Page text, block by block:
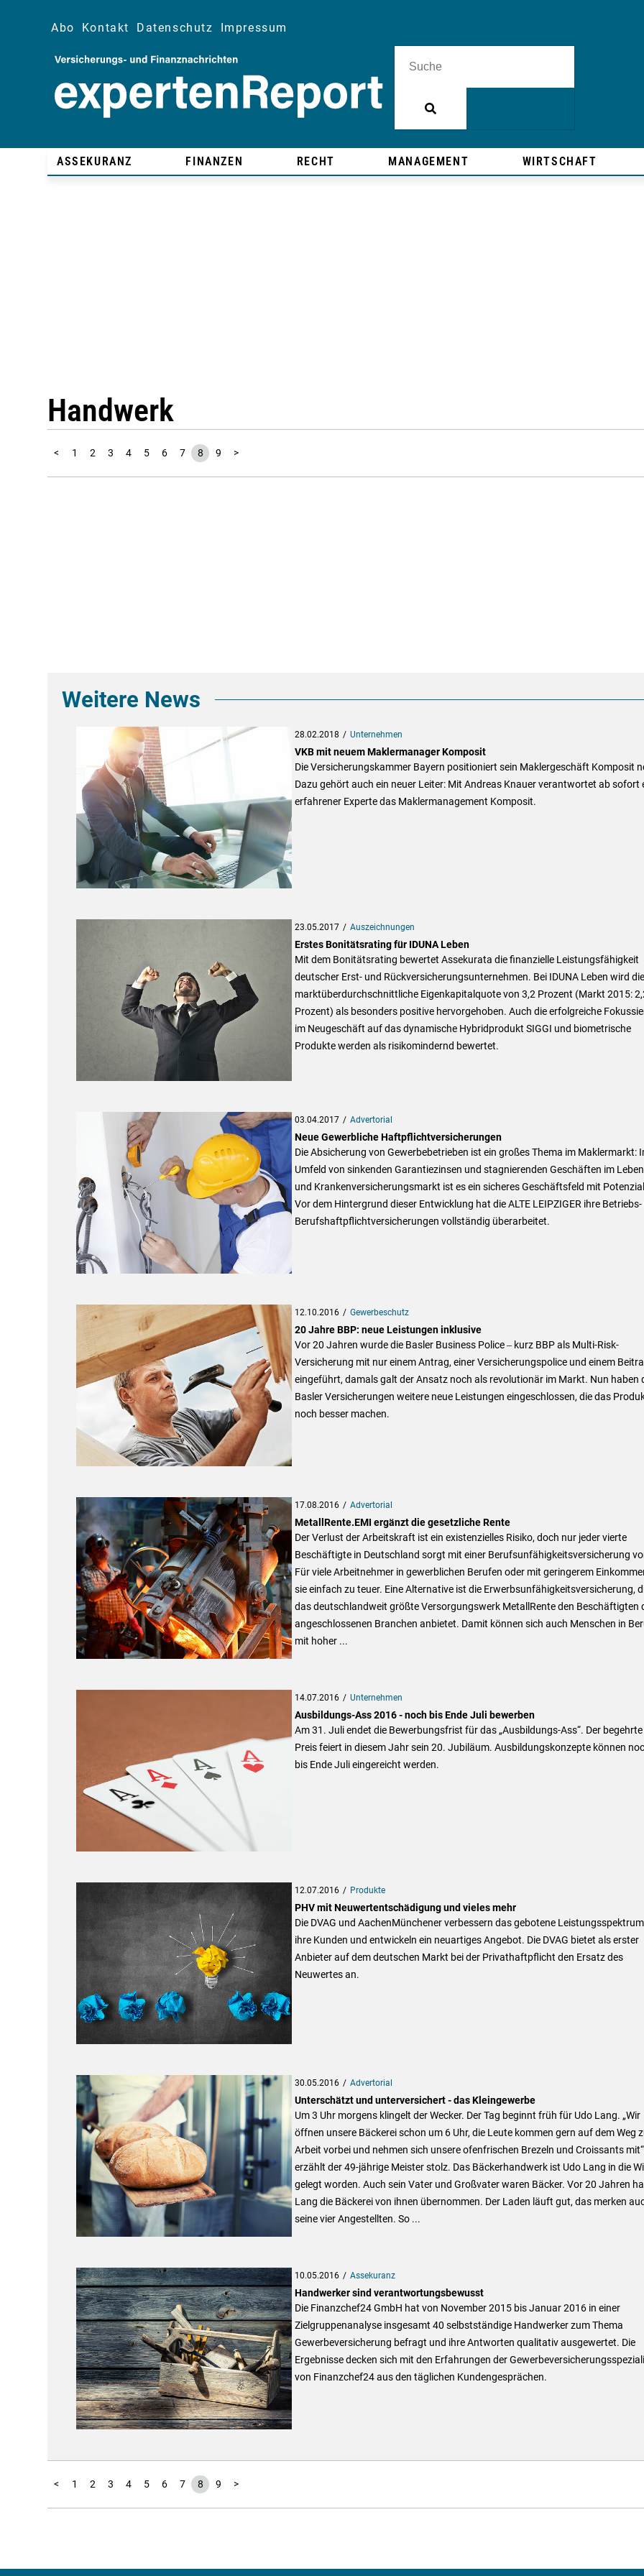
Abo Kontakt Datenschutz Impressum
ASSEKURANZ FINANZEN RECHT MANAGEMENT WIRTSCHAFT
Handwerk
< 1 2 3 4 5 6 7 8 9 >
Weitere News
28.02.2018 Unternehmen
VKB mit neuem Maklermanager Komposit
Die Versicherungskammer Bayern positioniert sein Maklergeschäft Komposit
Dazu gehört auch ein neuer Leiter: Mit Andreas Knauer verantwortet ab sofort
erfahrener Experte das Maklermanagement Komposit.
23.05.2017 Auszeichnungen
Erstes Bonitätsrating für IDUNA Leben
Mit dem Bonitätsrating bewertet Assekurata die finanzielle Leistungsfähigkeit
deutscher Erst- und Rückversicherungsunternehmen. Bei IDUNA Leben wird die
marktüberdurchschnittliche Eigenkapitalquote von 3,2 Prozent (Markt 2015:
Prozent) als besonders positive hervorgehoben. Auch die erfolgreiche
im Neugeschäft auf das dynamische Hybridprodukt SIGGI und biometrische
Produkte werden als risikomindernd bewertet.
03.04.2017 Advertorial
Neue Gewerbliche Haftpflichtversicherungen
Die Absicherung von Gewerbebetrieben ist ein großes Thema im Maklermarkt:
Umfeld von sinkenden Garantiezinsen und stagnierenden Geschäften im
und Krankenversicherungsmarkt ist es ein sicheres Geschäftsfeld mit
Vor dem Hintergrund dieser Entwicklung hat die ALTE LEIPZIGER ihre Betriebs-
Berufshaftpflichtversicherungen vollständig überarbeitet.
12.10.2016 Gewerbeschutz
20 Jahre BBP: neue Leistungen inklusive
Vor 20 Jahren wurde die Basler Business Police ‒ kurz BBP als Multi-Risk-
Versicherung mit nur einem Antrag, einer Versicherungspolice und einem
eingeführt, damals galt der Ansatz noch als revolutionär im Markt. Nun haben
Basler Versicherungen weitere neue Leistungen eingeschlossen, die das
noch besser machen.
17.08.2016 Advertorial
MetallRente.EMI ergänzt die gesetzliche Rente
Der Verlust der Arbeitskraft ist ein existenzielles Risiko, doch nur jeder vierte
Beschäftigte in Deutschland sorgt mit einer Berufsunfähigkeitsversicherung
Für viele Arbeitnehmer in gewerblichen Berufen oder mit geringerem
sie einfach zu teuer. Eine Alternative ist die Erwerbsunfähigkeitsversicherung,
das deutschlandweit größte Versorgungswerk MetallRente den Beschäftigten
angeschlossenen Branchen anbietet. Damit können sich auch Menschen in
mit hoher ...
14.07.2016 Unternehmen
Ausbildungs-Ass 2016 - noch bis Ende Juli bewerben
Am 31. Juli endet die Bewerbungsfrist für das „Ausbildungs-Ass“. Der begehrte
Preis feiert in diesem Jahr sein 20. Jubiläum. Ausbildungskonzepte können
bis Ende Juli eingereicht werden.
12.07.2016 Produkte
PHV mit Neuwertentschädigung und vieles mehr
Die DVAG und AachenMünchener verbessern das gebotene
ihre Kunden und entwickeln ein neuartiges Angebot. Die DVAG bietet als erster
Anbieter auf dem deutschen Markt bei der Privathaftpflicht den Ersatz des
Neuwertes an.
30.05.2016 Advertorial
Unterschätzt und unterversichert - das Kleingewerbe
Um 3 Uhr morgens klingelt der Wecker. Der Tag beginnt früh für Udo Lang. „Wir
öffnen unsere Bäckerei schon um 6 Uhr, die Leute kommen gern auf dem Weg
Arbeit vorbei und nehmen sich unsere ofenfrischen Brezeln und Croissants
erzählt der 49-jährige Meister stolz. Das Bäckerhandwerk ist Udo Lang in die
gelegt worden. Auch sein Vater und Großvater waren Bäcker. Vor 20 Jahren
Lang die Bäckerei von ihnen übernommen. Der Laden läuft gut, das merken
seine vier Angestellten. So ...
10.05.2016 Assekuranz
Handwerker sind verantwortungsbewusst
Die Finanzchef24 GmbH hat von November 2015 bis Januar 2016 in einer
Zielgruppenanalyse insgesamt 40 selbstständige Handwerker zum Thema
Gewerbeversicherung befragt und ihre Antworten qualitativ ausgewertet. Die
Ergebnisse decken sich mit den Erfahrungen der
von Finanzchef24 aus den täglichen Kundengesprächen.
< 1 2 3 4 5 6 7 8 9 >